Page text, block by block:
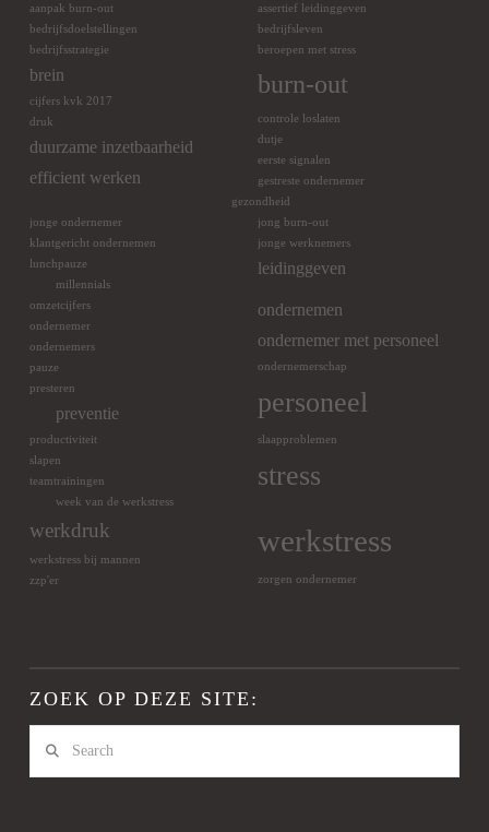
aanpak burn-out
assertief leidinggeven
bedrijfsdoelstellingen
bedrijfsleven
bedrijfsstrategie
beroepen met stress
brein burn-out
cijfers kvk 2017
controle loslaten
druk
dutje
duurzame inzetbaarheid
eerste signalen
efficient werken
gestreste ondernemer
gezondheid
jong burn-out
jonge ondernemer
jonge werknemers
klantgericht ondernemen
leidinggeven
lunchpauze
millennials
omzetcijfers
ondernemen
ondernemer
ondernemer met personeel
ondernemers
ondernemerschap
pauze
personeel
presteren
preventie
productiviteit
slaapproblemen
slapen
stress
teamtrainingen
week van de werkstress
werkdruk werkstress
werkstress bij mannen
zorgen ondernemer
zzp'er
ZOEK OP DEZE SITE: